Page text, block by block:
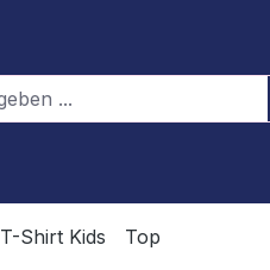
T-Shirt Kids Top